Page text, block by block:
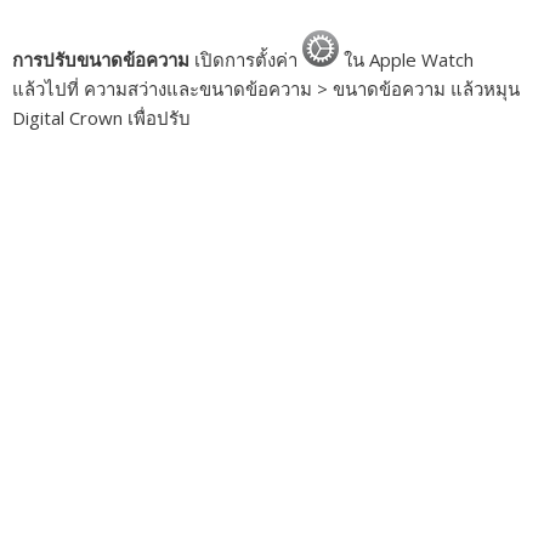
การปรับขนาดข้อความ เปิดการตั้งค่า
ใน Apple Watch
แล้วไปที่ ความสว่างและขนาดข้อความ > ขนาดข้อความ แล้วหมุน
Digital Crown เพื่อปรับ